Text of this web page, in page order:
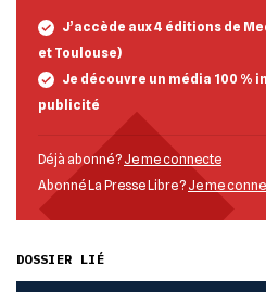
J’accède aux 4 éditions de
et Toulouse)
Je découvre un média 100 %
publicité
Déjà abonné ? Je me connecte
Abonné La Presse Libre ? Je me
DOSSIER LIÉ